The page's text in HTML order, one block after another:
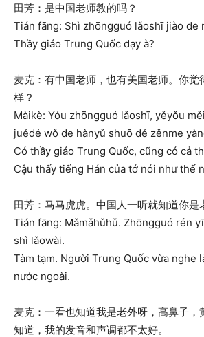
田芳：是中国老师教的吗？
Tián fāng: Shì zhōngguó lǎoshī jiào de
Thầy giáo Trung Quốc dạy à?
麦克：有中国老师，也有美国老师。你觉
样？
Màikè: Yóu zhōngguó lǎoshī, yěyǒu
juédé wǒ de hànyǔ shuō dé zěnme
Có thầy giáo Trung Quốc, cũng có cả
Cậu thấy tiếng Hán của tớ nói như thế
田芳：马马虎虎。中国人一听就知道你是
Tián fāng: Mǎmǎhǔhǔ. Zhōngguó rén
shì lǎowài.
Tàm tạm. Người Trung Quốc vừa nghe
nước ngoài.
麦克：一看也知道我是老外呀，高鼻子，
知道，我的发音和声调都不太好。